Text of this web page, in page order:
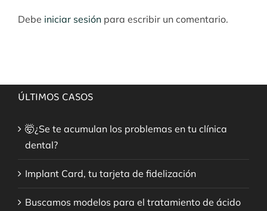
Debe iniciar sesión para escribir un comentario.
ÚLTIMOS CASOS
🤯¿Se te acumulan los problemas en tu clínica
dental?
Implant Card, tu tarjeta de fidelización
Buscamos modelos para el tratamiento de ácido